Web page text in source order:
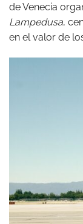
de Venecia
Lampedusa,
en el valor de